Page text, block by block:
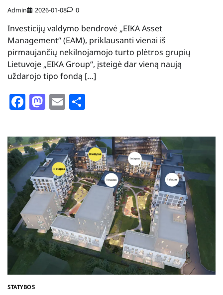
Admin 2026-01-08 0
Investicijų valdymo bendrovė „EIKA Asset
Management“ (EAM), priklausanti vienai iš
pirmaujančių nekilnojamojo turto plėtros grupių
Lietuvoje „EIKA Group“, įsteigė dar vieną naują
uždarojo tipo fondą […]
Facebook
Mastodon
Email
STATYBOS